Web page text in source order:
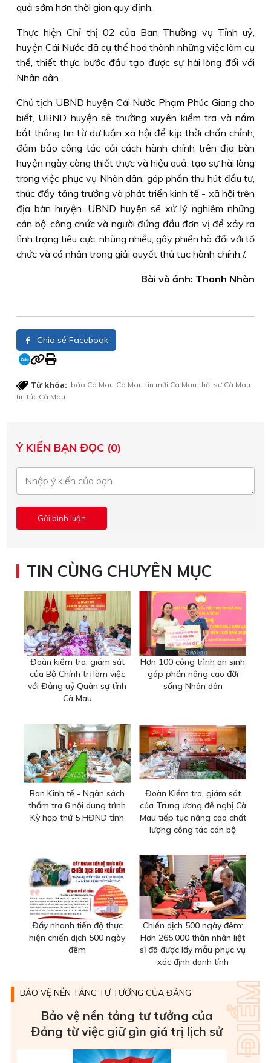
quả sớm hơn thời gian quy định.
Thực hiện Chỉ thị 02 của Ban Thường vụ Tỉnh uỷ,
huyện Cái Nước đã cụ thể hoá thành những việc làm cụ
thể, thiết thực, bước đầu tạo được sự hài lòng đối với
Nhân dân.
Chủ tịch UBND huyện Cái Nước Phạm Phúc Giang cho
biết, UBND huyện sẽ thường xuyên kiểm tra và nắm
bắt thông tin từ dư luận xã hội để kịp thời chấn chỉnh,
đảm bảo công tác cải cách hành chính trên địa bàn
huyện ngày càng thiết thực và hiệu quả, tạo sự hài lòng
trong việc phục vụ Nhân dân, góp phần thu hút đầu tư,
thúc đẩy tăng trưởng và phát triển kinh tế - xã hội trên
địa bàn huyện. UBND huyện sẽ xử lý nghiêm những
cán bộ, công chức và người đứng đầu đơn vị để xảy ra
tình trạng tiêu cực, nhũng nhiễu, gây phiền hà đối với tổ
chức và cá nhân trong giải quyết thủ tục hành chính./.
Bài và ảnh: Thanh Nhàn
Chia sẻ Facebook
Từ khóa: báo Cà Mau Cà Mau tin mới Cà Mau thời sự Cà Mau
tin tức Cà Mau
Ý KIẾN BẠN ĐỌC (0)
TIN CÙNG CHUYÊN MỤC
Đoàn kiểm tra, giám sát
của Bộ Chính trị làm việc
với Đảng uỷ Quân sự tỉnh
Cà Mau
Hơn 100 công trình an sinh
góp phần nâng cao đời
sống Nhân dân
Ban Kinh tế - Ngân sách
thẩm tra 6 nội dung trình
Kỳ họp thứ 5 HĐND tỉnh
Đoàn Kiểm tra, giám sát
của Trung ương đề nghị Cà
Mau tiếp tục nâng cao chất
lượng công tác cán bộ
Đẩy nhanh tiến độ thực
hiện chiến dịch 500 ngày
đêm
Chiến dịch 500 ngày đêm:
Hơn 265.000 thân nhân liệt
sĩ đã được lấy mẫu phục vụ
xác định danh tính
BẢO VỆ NỀN TẢNG TƯ TƯỞNG CỦA ĐẢNG
Bảo vệ nền tảng tư tưởng của
Ðảng từ việc giữ gìn giá trị lịch sử